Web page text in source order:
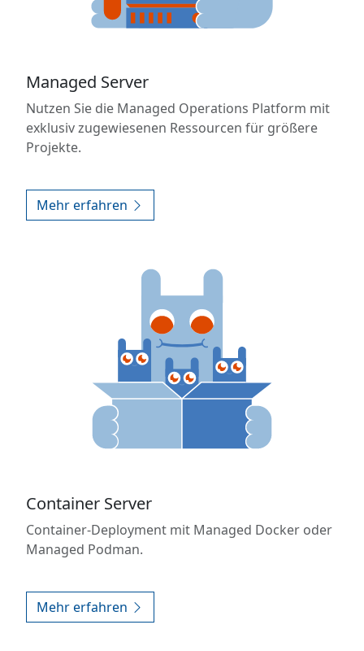
Managed Server
Nutzen Sie die Managed Operations Platform mit
exklusiv zugewiesenen Ressourcen für größere
Projekte.
Mehr erfahren
Container Server
Container-Deployment mit Managed Docker oder
Managed Podman.
Mehr erfahren